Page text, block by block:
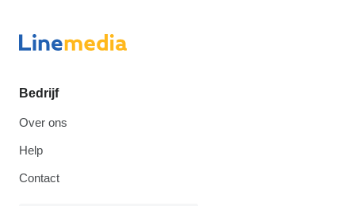
Bedrijf
Over ons
Help
Contact